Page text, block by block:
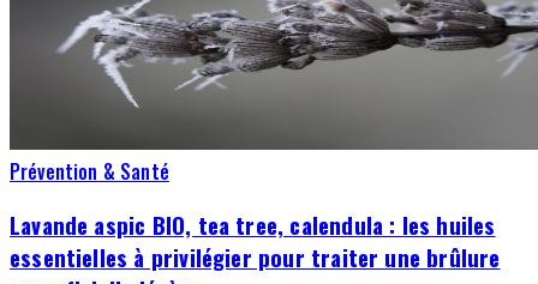
Prévention & Santé
Lavande aspic BIO, tea tree, calendula : les huiles
essentielles à privilégier pour traiter une brûlure